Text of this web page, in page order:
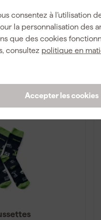
consentez à l’utilisation
la personnalisation des
que des cookies
consultez politique en
Accepter les cookies